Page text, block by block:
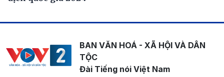
BAN VĂN HOÁ - XÃ HỘI VÀ DÂN
TỘC
Đài Tiếng nói Việt Nam